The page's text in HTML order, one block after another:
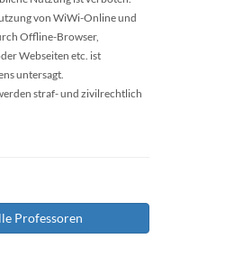
von WiWi-Online und
Offline-Browser,
Webseiten etc. ist
untersagt.
straf- und zivilrechtlich
Professoren